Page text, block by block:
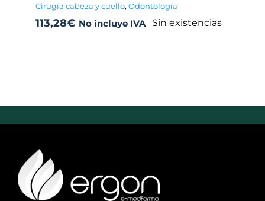
Cirugía cabeza y cuello, Odontología
113,28€ No incluye IVA Sin existencias